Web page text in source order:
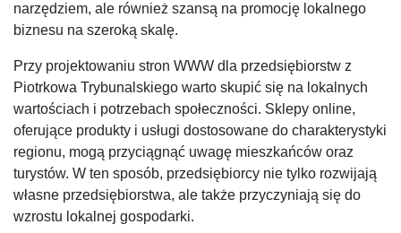
narzędziem, ale również szansą na promocję lokalnego
biznesu na szeroką skalę.
Przy projektowaniu stron WWW dla przedsiębiorstw z
Piotrkowa Trybunalskiego warto skupić się na lokalnych
wartościach i potrzebach społeczności. Sklepy online,
oferujące produkty i usługi dostosowane do charakterystyki
regionu, mogą przyciągnąć uwagę mieszkańców oraz
turystów. W ten sposób, przedsiębiorcy nie tylko rozwijają
własne przedsiębiorstwa, ale także przyczyniają się do
wzrostu lokalnej gospodarki.